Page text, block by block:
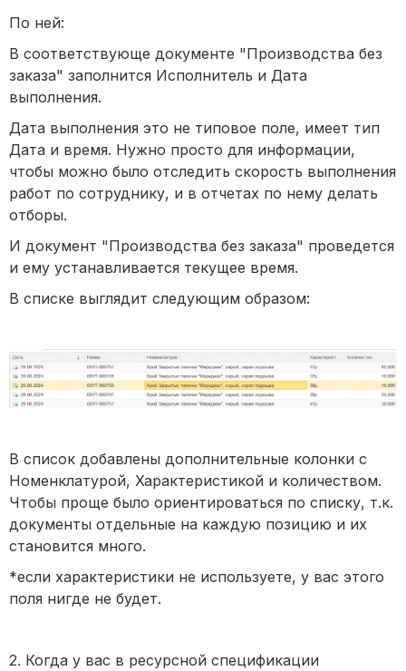
По ней:
В соответствующе документе "Производства без
заказа" заполнится Исполнитель и Дата
выполнения.
Дата выполнения это не типовое поле, имеет тип
Дата и время. Нужно просто для информации,
чтобы можно было отследить скорость выполнения
работ по сотруднику, и в отчетах по нему делать
отборы.
И документ "Производства без заказа" проведется
и ему устанавливается текущее время.
В списке выглядит следующим образом:
В список добавлены дополнительные колонки с
Номенклатурой, Характеристикой и количеством.
Чтобы проще было ориентироваться по списку, т.к.
документы отдельные на каждую позицию и их
становится много.
*если характеристики не используете, у вас этого
поля нигде не будет.
2. Когда у вас в ресурсной спецификации